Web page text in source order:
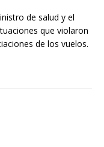
de salud y el
que violaron
de los vuelos.